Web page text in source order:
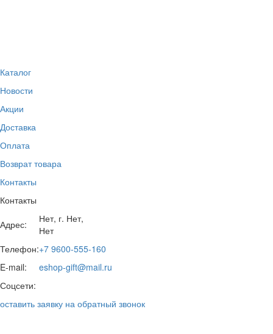
Каталог
Новости
Акции
Доставка
Оплата
Возврат товара
Контакты
Контакты
Адрес:
Нет, г. Нет,
Нет
Телефон:+7 9600-555-160
E-mail:
eshop-gift@mail.ru
Соцсети:
оставить заявку на обратный звонок